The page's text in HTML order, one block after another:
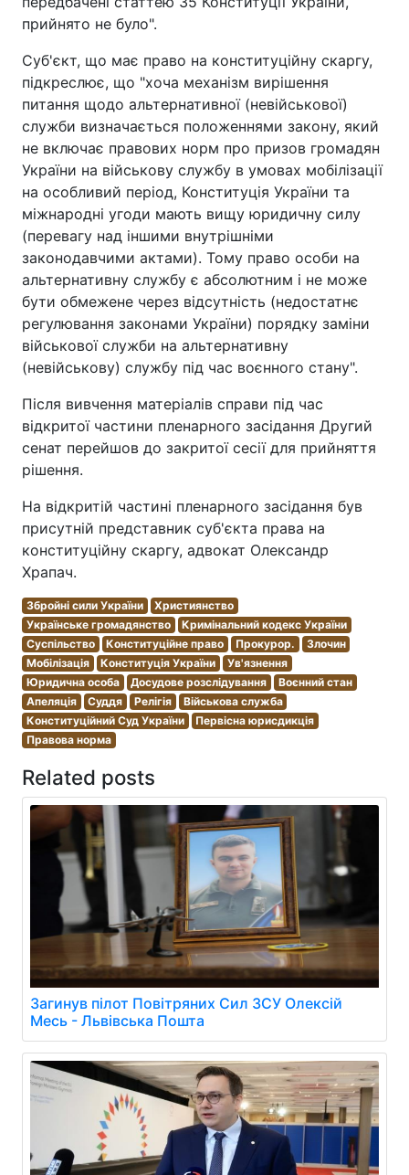
прийнято не було".
Суб'єкт, що має право на конституційну скаргу,
підкреслює, що "хоча механізм вирішення
питання щодо альтернативної (невійськової)
служби визначається положеннями закону, який
не включає правових норм про призов громадян
України на військову службу в умовах мобілізації
на особливий період, Конституція України та
міжнародні угоди мають вищу юридичну силу
(перевагу над іншими внутрішніми
законодавчими актами). Тому право особи на
альтернативну службу є абсолютним і не може
бути обмежене через відсутність (недостатнє
регулювання законами України) порядку заміни
військової служби на альтернативну
(невійськову) службу під час воєнного стану".
Після вивчення матеріалів справи під час
відкритої частини пленарного засідання Другий
сенат перейшов до закритої сесії для прийняття
рішення.
На відкритій частині пленарного засідання був
присутній представник суб'єкта права на
конституційну скаргу, адвокат Олександр
Храпач.
Збройні сили України
Християнство
Українське громадянство
Кримінальний кодекс України
Суспільство
Конституційне право Прокурор.
Злочин
Мобілізація
Конституція України
Ув'язнення
Юридична особа
Досудове розслідування
Воєнний стан
Апеляція
Суддя Релігія
Військова служба
Конституційний Суд України
Первісна юрисдикція
Правова норма
Related posts
Загинув пілот Повітряних Сил ЗСУ Олексій
Месь - Львівська Пошта